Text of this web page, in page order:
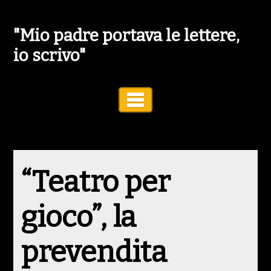
"Mio padre portava le lettere,
io scrivo"
“Teatro per
gioco”, la
prevendita